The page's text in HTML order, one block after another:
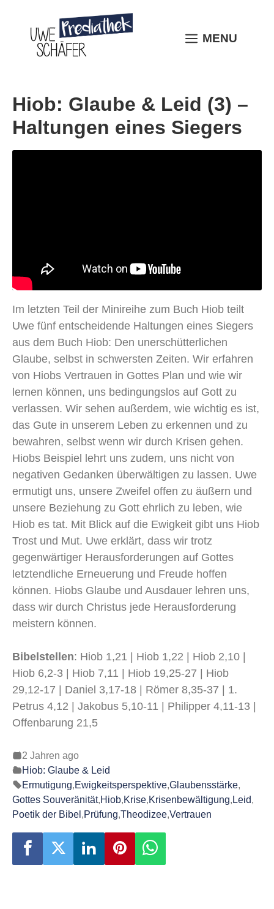
content
MENU
MENU
Hiob: Glaube & Leid (3) –
Haltungen eines Siegers
Im letzten Teil der Minireihe zum Buch Hiob teilt
Uwe fünf entscheidende Haltungen eines Siegers
aus dem Buch Hiob: Den unerschütterlichen
Glaube, selbst in schwersten Zeiten. Wir erfahren
von Hiobs Vertrauen in Gottes Plan und wie wir
lernen können, uns bedingungslos auf Gott zu
verlassen. Wir sehen außerdem, wie wichtig es ist,
das Gute in unserem Leben zu erkennen und zu
bewahren, selbst wenn wir durch Krisen gehen.
Hiobs Beispiel lehrt uns zudem, uns nicht von
negativen Gedanken überwältigen zu lassen. Uwe
ermutigt uns, unsere Zweifel offen zu äußern und
unsere Beziehung zu Gott ehrlich zu leben, wie
Hiob es tat. Mit Blick auf die Ewigkeit gibt uns Hiob
Trost und Mut. Uwe erklärt, dass wir trotz
gegenwärtiger Herausforderungen auf Gottes
letztendliche Erneuerung und Freude hoffen
können. Hiobs Glaube und Ausdauer lehren uns,
dass wir durch Christus jede Herausforderung
meistern können.
Bibelstellen: Hiob 1,21 | Hiob 1,22 | Hiob 2,10 |
Hiob 6,2-3 | Hiob 7,11 | Hiob 19,25-27 | Hiob
29,12-17 | Daniel 3,17-18 | Römer 8,35-37 | 1.
Petrus 4,12 | Jakobus 5,10-11 | Philipper 4,11-13 |
Offenbarung 21,5
2 Jahren ago
Hiob: Glaube & Leid
Ermutigung,Ewigkeitsperspektive,Glaubensstärke,
Gottes Souveränität,Hiob,Krise,Krisenbewältigung, Leid,
Poetik der Bibel ,Prüfung,Theodizee,Vertrauen